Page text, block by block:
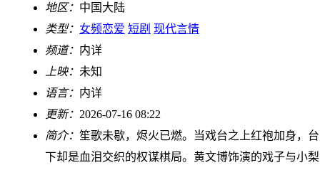
地区： 中国大陆
类型： 女频恋爱 短剧 现代言情
频道： 内详
上映： 未知
语言： 内详
更新： 2026-07-16 08:22
简介： 笙歌未歇，烬火已燃。当戏台之上红袍加身，台
下却是血泪交织的权谋棋局。黄文博饰演的戏子与小梨